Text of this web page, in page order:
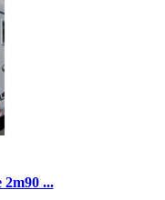
2m90 ...